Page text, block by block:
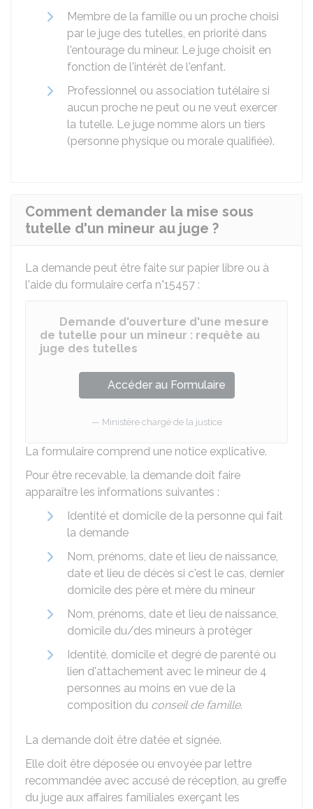
Membre de la famille ou un proche choisi
par le juge des tutelles, en priorité dans
l'entourage du mineur. Le juge choisit en
fonction de l'intérêt de l'enfant.
Professionnel ou association tutélaire si
aucun proche ne peut ou ne veut exercer
la tutelle. Le juge nomme alors un tiers
(personne physique ou morale qualifiée).
Comment demander la mise sous
tutelle d'un mineur au juge ?
La demande peut être faite sur papier libre ou à
l'aide du formulaire cerfa n°15457 :
Demande d'ouverture d'une mesure
de tutelle pour un mineur : requête au
juge des tutelles
Accéder au Formulaire
Ministère chargé de la justice
La formulaire comprend une notice explicative.
Pour être recevable, la demande doit faire
apparaître les informations suivantes :
Identité et domicile de la personne qui fait
la demande
Nom, prénoms, date et lieu de naissance,
date et lieu de décès si c'est le cas, dernier
domicile des père et mère du mineur
Nom, prénoms, date et lieu de naissance,
domicile du/des mineurs à protéger
Identité, domicile et degré de parenté ou
lien d'attachement avec le mineur de 4
personnes au moins en vue de la
composition du conseil de famille.
La demande doit être datée et signée.
Elle doit être déposée ou envoyée par lettre
recommandée avec accusé de réception, au greffe
du juge aux affaires familiales exerçant les